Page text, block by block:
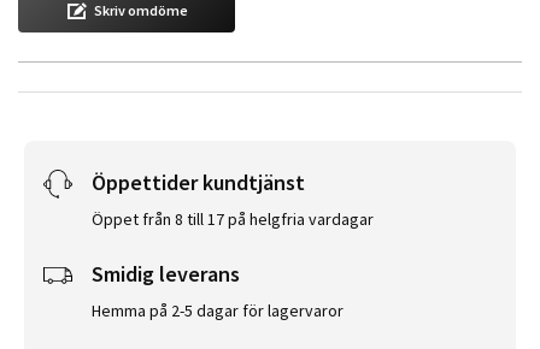
Skriv omdöme
Öppettider kundtjänst
Öppet från 8 till 17 på helgfria vardagar
Smidig leverans
Hemma på 2-5 dagar för lagervaror